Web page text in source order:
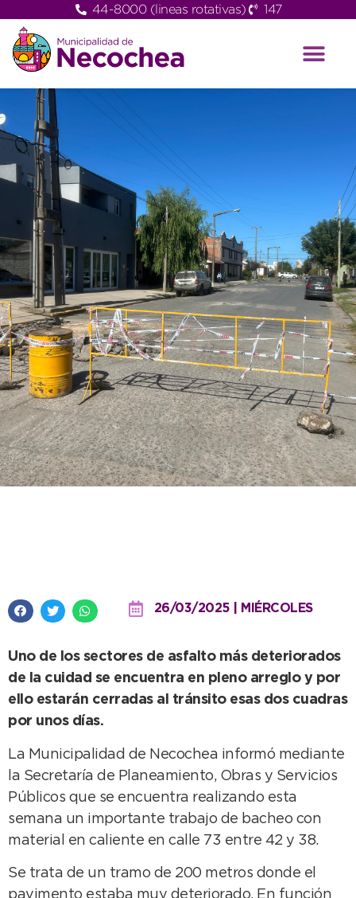
44-8000 (lineas rotativas) 147
26/03/2025 | MIÉRCOLES
Uno de los sectores de asfalto más deteriorados
de la cuidad se encuentra en pleno arreglo y por
ello estarán cerradas al tránsito esas dos cuadras
por unos días.
La Municipalidad de Necochea informó mediante
la Secretaría de Planeamiento, Obras y Servicios
Públicos que se encuentra realizando esta
semana un importante trabajo de bacheo con
material en caliente en calle 73 entre 42 y 38.
Se trata de un tramo de 200 metros donde el
pavimento estaba muy deteriorado. En función